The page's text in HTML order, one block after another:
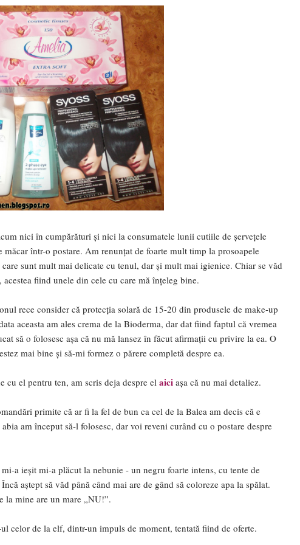
nici în cumpărături și nici la consumatele lunii cutiile de șervețele
într-o postare. Am renunțat de foarte mult timp la prosoapele
sunt mult mai delicate cu tenul, dar și mult mai igienice. Chiar se văd
fiind unele din cele cu care mă înțeleg bine.
rece consider că protecția solară de 15-20 din produsele de make-up
aceasta am ales crema de la Bioderma, dar dat fiind faptul că vremea
să o folosesc așa că nu mă lansez în făcut afirmații cu privire la ea. O
mai bine și să-mi formez o părere completă despre ea.
cu el pentru ten, am scris deja despre elaici așa că nu mai detaliez.
primite că ar fi la fel de bun ca cel de la Balea am decis că e
am început să-l folosesc, dar voi reveni curând cu o postare despre
a ieșit mi-a plăcut la nebunie - un negru foarte intens, cu tente de
aștept să văd până când mai are de gând să coloreze apa la spălat.
la mine are un mare „NU!”.
celor de la elf, dintr-un impuls de moment, tentată fiind de oferte.